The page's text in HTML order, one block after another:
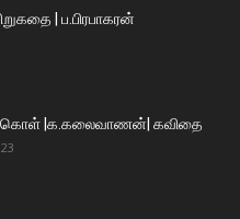
| ப.பிரபாகரன்
|க.கலைவாணன்| கவிதை